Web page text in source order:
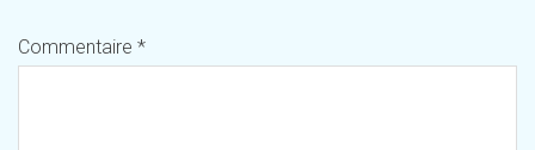
Commentaire *